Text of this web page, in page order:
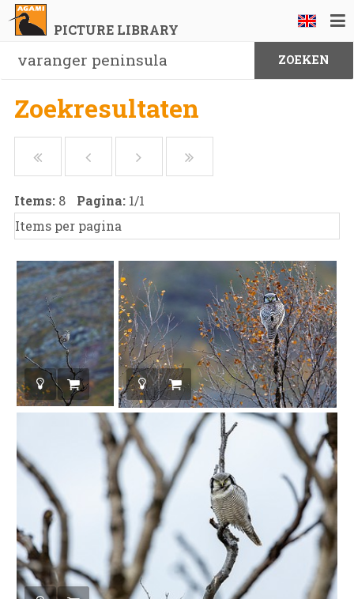
PICTURE LIBRARY
Zoekresultaten
Items: 8 Pagina: 1/1